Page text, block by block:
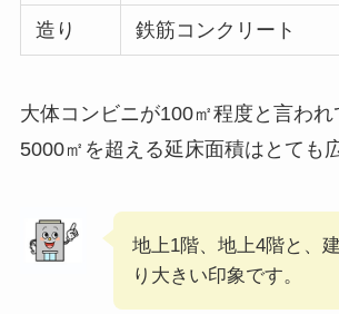
造り 鉄筋コンクリート
大体コンビニが100㎡程度と言われ
5000㎡を超える延床面積はとても
地上1階、地上4階と、
り大きい印象です。